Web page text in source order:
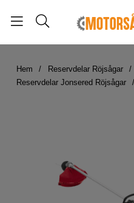
Hem
Reservdelar Röjsågar
Reservdelar Jonsered Röjsågar